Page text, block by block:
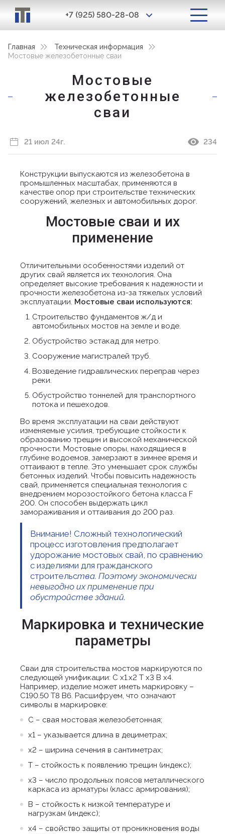
+7 (925) 580-28-08
Главная
Техническая информация
Мостовые железобетонные сваи
Мостовые
железобетонные
сваи
21 июл 24г. 234
Конструкции выпускаются из железобетона в
промышленных масштабах, применяются в
качестве опор при строительстве технических
сооружений, железных и автомобильных дорог.
Мостовые сваи и их
применение
Отличительными особенностями изделий от
других свай является их технология. Она
определяет высокие требования к надежности и
прочности железобетона из-за тяжелых условий
эксплуатации. Мостовые сваи используются:
Строительство фундаментов ж/д и
автомобильных мостов на земле и воде.
Обустройство эстакад для метро.
Сооружение магистралей труб.
Возведение гидравлических переправ через
реки.
Обустройство тоннелей для транспортного
потока и пешеходов.
Во время эксплуатации на сваи действуют
изменяемые усилия, требующие стойкости к
образованию трещин и высокой механической
прочности. Мостовые опоры, находящиеся в
глубине водоемов, замерзают в зимнее время и
оттаивают в тепле. Это уменьшает срок службы
бетонных изделий. Чтобы повысить надежность
свай, применяется специальная технология с
внедрением морозостойкого бетона класса F
200. Он способен выдержать цикл
замораживания и оттаивания до 200 раз.
Внимание! Сложный технологический
процесс изготовления предполагает
удорожание мостовых свай, по сравнению
с изделиями для гражданского
строительства. Поэтому экономически
невыгодно их применение при
обустройстве зданий.
Маркировка и технические
параметры
Сваи для строительства мостов маркируются по
следующей унификации: С х1.х2 Т х3 В х4.
Например, изделие может иметь маркировку –
С190.50 Т8 В6. Расшифруем, что означают
символы в маркировке:
С – свая мостовая железобетонная;
х1 – указывается длина в дециметрах;
х2 – ширина сечения в сантиметрах;
Т – стойкость к появлению трещин (индекс);
х3 – число продольных поясов металлического
каркаса из арматуры (класс армирования);
В – стойкость к низкой температуре и
нагрузкам (индекс);
х4 – свойство защиты от проникновения воды